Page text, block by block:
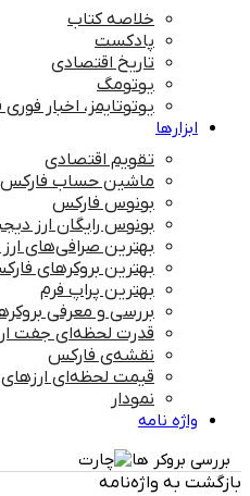
خلاصه کتاب
پادکست
تاریخ اقتصادی
یوتومگ
یوتوتایمز، اخبار
ابزارها
تقویم اقتصادی
ماشین حساب فارکس
بونوس فارکس
بونوس رایگان ارز
بهترین صرافی‌های ارز
بهترین بروکرهای
بهترین پراپ‌ فرم
بررسی و معرفی
قدرت لحظه‌ای جفت
نقشه‌ی فارکس
قیمت لحظه‌ای
نمودار
واژه نامه
بررسی بروکر ها
بازگشت به واژه‌نامه